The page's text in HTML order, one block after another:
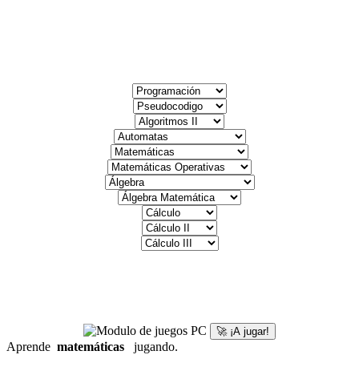
🚀 ¡A jugar!
Aprende matemáticas jugando.